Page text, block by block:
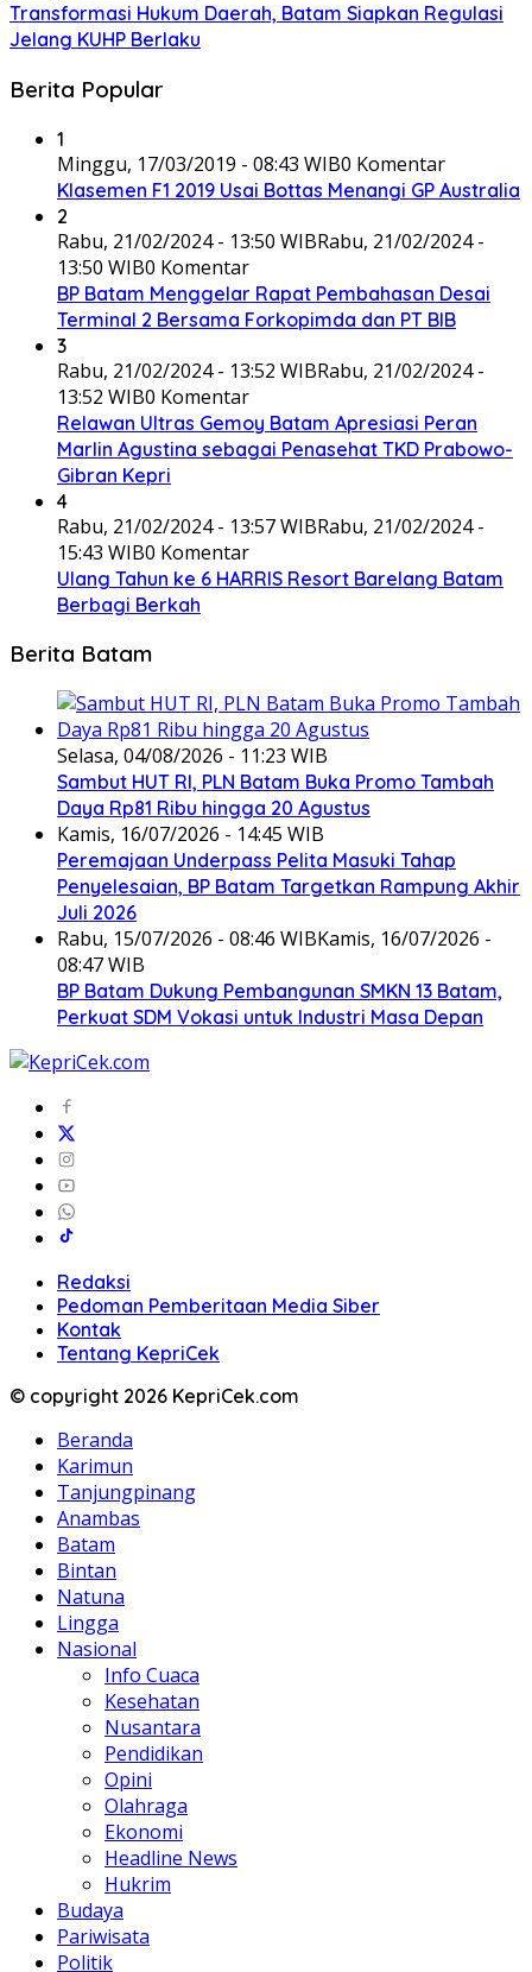
Transformasi Hukum Daerah, Batam Siapkan Regulasi
Jelang KUHP Berlaku
Berita Popular
1
Minggu, 17/03/2019 - 08:43 WIB0 Komentar
Klasemen F1 2019 Usai Bottas Menangi GP Australia
2
Rabu, 21/02/2024 - 13:50 WIBRabu, 21/02/2024 -
13:50 WIB0 Komentar
BP Batam Menggelar Rapat Pembahasan Desai
Terminal 2 Bersama Forkopimda dan PT BIB
3
Rabu, 21/02/2024 - 13:52 WIBRabu, 21/02/2024 -
13:52 WIB0 Komentar
Relawan Ultras Gemoy Batam Apresiasi Peran
Marlin Agustina sebagai Penasehat TKD Prabowo-
Gibran Kepri
4
Rabu, 21/02/2024 - 13:57 WIBRabu, 21/02/2024 -
15:43 WIB0 Komentar
Ulang Tahun ke 6 HARRIS Resort Barelang Batam
Berbagi Berkah
Berita Batam
Selasa, 04/08/2026 - 11:23 WIB
Sambut HUT RI, PLN Batam Buka Promo Tambah
Daya Rp81 Ribu hingga 20 Agustus
Kamis, 16/07/2026 - 14:45 WIB
Peremajaan Underpass Pelita Masuki Tahap
Penyelesaian, BP Batam Targetkan Rampung Akhir
Juli 2026
Rabu, 15/07/2026 - 08:46 WIBKamis, 16/07/2026 -
08:47 WIB
BP Batam Dukung Pembangunan SMKN 13 Batam,
Perkuat SDM Vokasi untuk Industri Masa Depan
Redaksi
Pedoman Pemberitaan Media Siber
Kontak
Tentang KepriCek
© copyright 2026 KepriCek.com
Beranda
Karimun
Tanjungpinang
Anambas
Batam
Bintan
Natuna
Lingga
Nasional
Info Cuaca
Kesehatan
Nusantara
Pendidikan
Opini
Olahraga
Ekonomi
Headline News
Hukrim
Budaya
Pariwisata
Politik